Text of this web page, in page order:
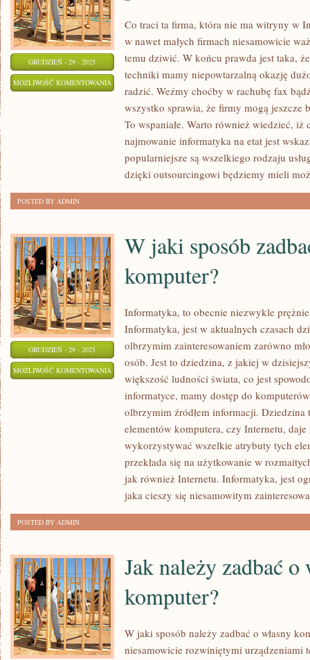
GRUDZIEŃ - 29 - 2025
MOŻLIWOŚĆ KOMENTOWANIA
AKTUALNIE
Co traci ta firma, która nie ma witryny w
w nawet małych firmach niesamowicie
temu dziwić. W końcu prawda jest taka,
techniki mamy niepowtarzalną okazję
radzić. Weźmy choćby w rachubę fax
wszystko sprawia, że firmy mogą jeszcze
To wspaniałe. Warto również wiedzieć, iż
najmowanie informatyka na etat jest
popularniejsze są wszelkiego rodzaju
dzięki outsourcingowi będziemy mieli
POSTED BY ADMIN
GRUDZIEŃ - 29 - 2025
MOŻLIWOŚĆ KOMENTOWANIA
KOMPUTER?
W jaki sposób
komputer?
Informatyka, to obecnie niezwykle
Informatyka, jest w aktualnych czasach
olbrzymim zainteresowaniem zarówno
osób. Jest to dziedzina, z jakiej w
większość ludności świata, co jest
informatyce, mamy dostęp do
olbrzymim źródłem informacji. Dziedzina
elementów komputera, czy Internetu,
wykorzystywać wszelkie atrybuty tych
przekłada się na użytkowanie w
jak również Internetu. Informatyka, jest
jaka cieszy się niesamowitym
POSTED BY ADMIN
Jak należy zadbać o
komputer?
W jaki sposób należy zadbać o własny
niesamowicie rozwiniętymi urządzeniami